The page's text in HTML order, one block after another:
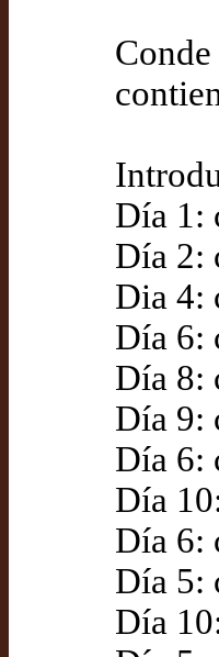
Día 1:
Día 2:
Dia 4:
Día 6:
Día 8:
Día 9:
Día 6:
Día
Día 6:
Día 5:
Día